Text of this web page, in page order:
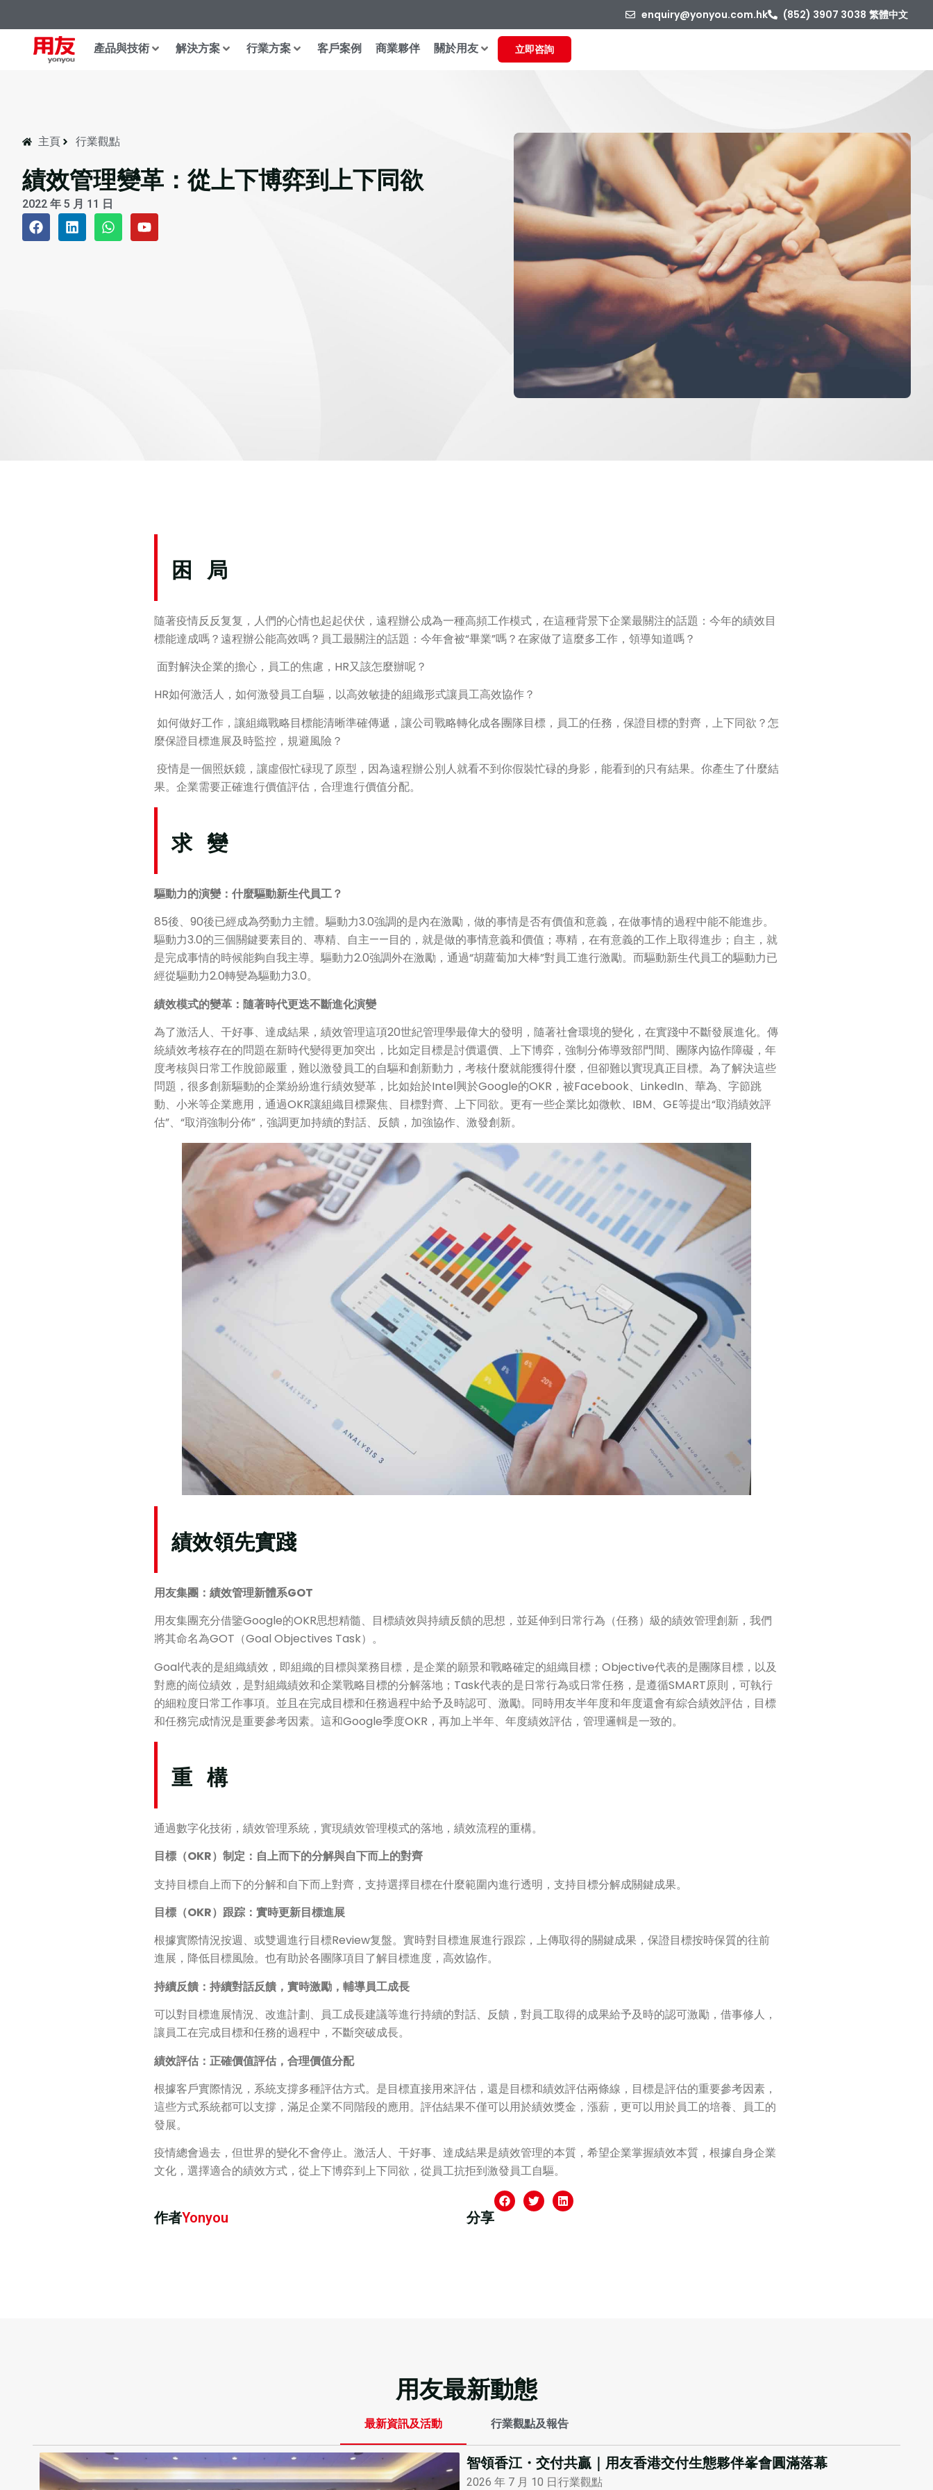
enquiry@yonyou.com.hk (852) 3907 3038 繁體中文
產品與技術 解決方案 行業方案 客戶案例 商業夥伴 關於用友 立即咨詢
主頁 行業觀點
績效管理變革：從上下博弈到上下同欲
2022 年 5 月 11 日
困 局
隨著疫情反反复复，人們的心情也起起伏伏，遠程辦公成為一種高頻工作模式，在這種背景下企業最關注的話題：今年的績效目
標能達成嗎？遠程辦公能高效嗎？員工最關注的話題：今年會被“畢業”嗎？在家做了這麼多工作，領導知道嗎？
面對解決企業的擔心，員工的焦慮，HR又該怎麼辦呢？
HR如何激活人，如何激發員工自驅，以高效敏捷的組織形式讓員工高效協作？
如何做好工作，讓組織戰略目標能清晰準確傳遞，讓公司戰略轉化成各團隊目標，員工的任務，保證目標的對齊，上下同欲？怎
麼保證目標進展及時監控，規避風險？
疫情是一個照妖鏡，讓虛假忙碌現了原型，因為遠程辦公別人就看不到你假裝忙碌的身影，能看到的只有結果。你產生了什麼結
果。企業需要正確進行價值評估，合理進行價值分配。
求 變
驅動力的演變：什麼驅動新生代員工？
85後、90後已經成為勞動力主體。驅動力3.0強調的是內在激勵，做的事情是否有價值和意義，在做事情的過程中能不能進步。
驅動力3.0的三個關鍵要素目的、專精、自主——目的，就是做的事情意義和價值；專精，在有意義的工作上取得進步；自主，就
是完成事情的時候能夠自我主導。驅動力2.0強調外在激勵，通過“胡蘿蔔加大棒”對員工進行激勵。而驅動新生代員工的驅動力已
經從驅動力2.0轉變為驅動力3.0。
績效模式的變革：隨著時代更迭不斷進化演變
為了激活人、干好事、達成結果，績效管理這項20世紀管理學最偉大的發明，隨著社會環境的變化，在實踐中不斷發展進化。傳
統績效考核存在的問題在新時代變得更加突出，比如定目標是討價還價、上下博弈，強制分佈導致部門間、團隊內協作障礙，年
度考核與日常工作脫節嚴重，難以激發員工的自驅和創新動力，考核什麼就能獲得什麼，但卻難以實現真正目標。為了解決這些
問題，很多創新驅動的企業紛紛進行績效變革，比如始於Intel興於Google的OKR，被Facebook、LinkedIn、華為、字節跳
動、小米等企業應用，通過OKR讓組織目標聚焦、目標對齊、上下同欲。更有一些企業比如微軟、IBM、GE等提出“取消績效評
估”、“取消強制分佈”，強調更加持續的對話、反饋，加強協作、激發創新。
績效領先實踐
用友集團：績效管理新體系GOT
用友集團充分借鑒Google的OKR思想精髓、目標績效與持續反饋的思想，並延伸到日常行為（任務）級的績效管理創新，我們
將其命名為GOT（Goal Objectives Task）。
Goal代表的是組織績效，即組織的目標與業務目標，是企業的願景和戰略確定的組織目標；Objective代表的是團隊目標，以及
對應的崗位績效，是對組織績效和企業戰略目標的分解落地；Task代表的是日常行為或日常任務，是遵循SMART原則，可執行
的細粒度日常工作事項。並且在完成目標和任務過程中給予及時認可、激勵。同時用友半年度和年度還會有綜合績效評估，目標
和任務完成情況是重要參考因素。這和Google季度OKR，再加上半年、年度績效評估，管理邏輯是一致的。
重 構
通過數字化技術，績效管理系統，實現績效管理模式的落地，績效流程的重構。
目標（OKR）制定：自上而下的分解與自下而上的對齊
支持目標自上而下的分解和自下而上對齊，支持選擇目標在什麼範圍內進行透明，支持目標分解成關鍵成果。
目標（OKR）跟踪：實時更新目標進展
根據實際情況按週、或雙週進行目標Review复盤。實時對目標進展進行跟踪，上傳取得的關鍵成果，保證目標按時保質的往前
進展，降低目標風險。也有助於各團隊項目了解目標進度，高效協作。
持續反饋：持續對話反饋，實時激勵，輔導員工成長
可以對目標進展情況、改進計劃、員工成長建議等進行持續的對話、反饋，對員工取得的成果給予及時的認可激勵，借事修人，
讓員工在完成目標和任務的過程中，不斷突破成長。
績效評估：正確價值評估，合理價值分配
根據客戶實際情況，系統支撐多種評估方式。是目標直接用來評估，還是目標和績效評估兩條線，目標是評估的重要參考因素，
這些方式系統都可以支撐，滿足企業不同階段的應用。評估結果不僅可以用於績效獎金，漲薪，更可以用於員工的培養、員工的
發展。
疫情總會過去，但世界的變化不會停止。激活人、干好事、達成結果是績效管理的本質，希望企業掌握績效本質，根據自身企業
文化，選擇適合的績效方式，從上下博弈到上下同欲，從員工抗拒到激發員工自驅。
作者Yonyou 分享
用友最新動態
最新資訊及活動 行業觀點及報告
智領香江・交付共贏｜用友香港交付生態夥伴峯會圓滿落幕
2026 年 7 月 10 日 行業觀點